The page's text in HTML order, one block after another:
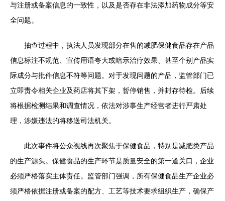
与注册或备案信息的一致性，以及是否存在非法添加药物成分等安
全问题。
抽查过程中，执法人员发现部分在售的减肥保健食品存在产品
信息标注不规范、宣传用语夸大或暗示治疗效果、甚至个别产品实
际成分与批件信息不符等问题。对于发现问题的产品，监管部门已
立即责令相关企业及药店将其下架，暂停销售，并封存待检。后续
将根据检测结果和调查情况，依法对涉事生产经营者进行严肃处
理，涉嫌违法的将移送司法机关。
此次事件将公众视线再次聚焦于保健食品，特别是减肥类产品
的生产源头。保健食品的生产环节是质量安全的第一道关口，企业
必须严格落实主体责任。监管部门强调，所有保健食品生产企业必
须严格依据注册或备案的配方、工艺等技术要求组织生产，确保产